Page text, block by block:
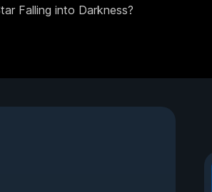
Falling into Darkness?